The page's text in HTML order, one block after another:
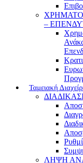
–
Ταμειακή
ΛΗΨΗ